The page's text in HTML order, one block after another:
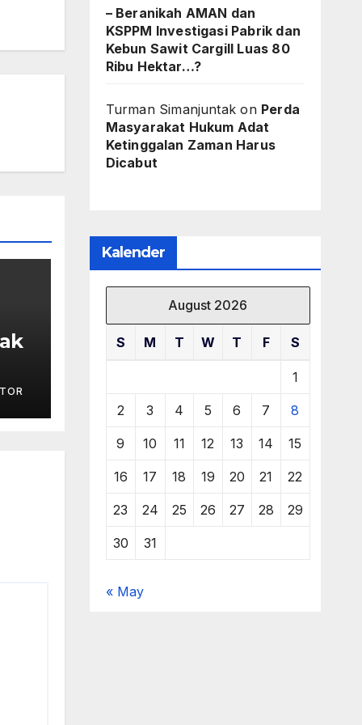
– Beranikah AMAN dan
KSPPM Investigasi Pabrik dan
Kebun Sawit Cargill Luas 80
Ribu Hektar…?
Turman Simanjuntak on Perda
Masyarakat Hukum Adat
Ketinggalan Zaman Harus
Dicabut
Kalender
August 2026
S M T W T F S
1
2 3 4 5 6 7 8
9 10 11 12 13 14 15
16 17 18 19 20 21 22
23 24 25 26 27 28 29
30 31
« May